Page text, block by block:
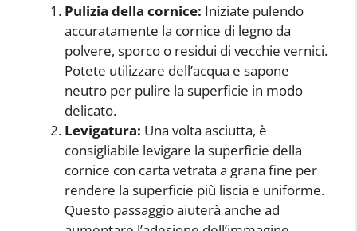
Pulizia della cornice: Iniziate pulendo
accuratamente la cornice di legno da
polvere, sporco o residui di vecchie vernici.
Potete utilizzare dell’acqua e sapone
neutro per pulire la superficie in modo
delicato.
Levigatura: Una volta asciutta, è
consigliabile levigare la superficie della
cornice con carta vetrata a grana fine per
rendere la superficie più liscia e uniforme.
Questo passaggio aiuterà anche ad